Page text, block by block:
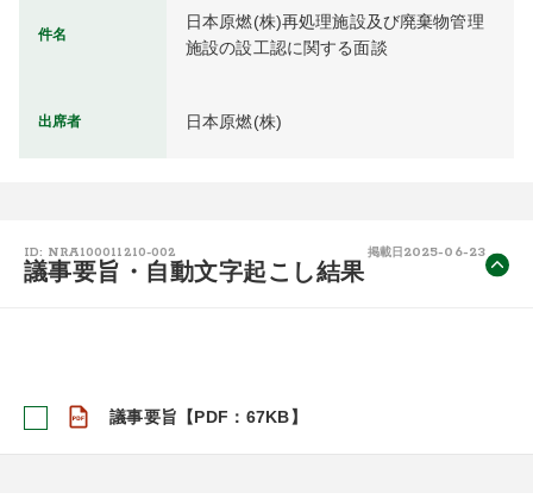
件名
日本原燃(株)再処理施設及び廃棄物管理
施設の設工認に関する面談
出席者 日本原燃(株)
ID: NRA100011210-002 掲載日 2025-06-23
議事要旨・自動文字起こし結果
議事要旨【PDF：67KB】